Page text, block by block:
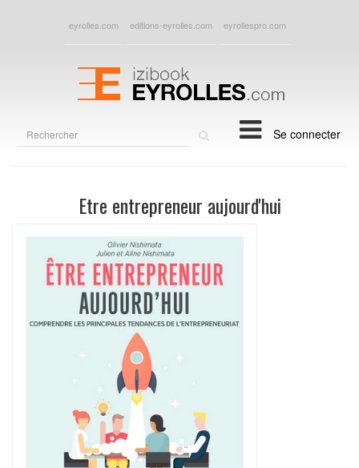
eyrolles.com editions-eyrolles.com eyrollespro.com
Se connecter
Etre entrepreneur aujourd'hui